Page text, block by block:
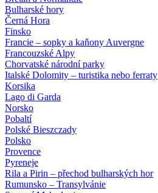
Bulharské hory
Černá Hora
Finsko
Francie – sopky a kaňony Auvergne
Francouzské Alpy
Chorvatské národní parky
Italské Dolomity – turistika nebo ferraty
Korsika
Lago di Garda
Norsko
Pobaltí
Polské Bieszczady
Polsko
Provence
Pyreneje
Rila a Pirin – přechod bulharských hor
Rumunsko – Transylvánie